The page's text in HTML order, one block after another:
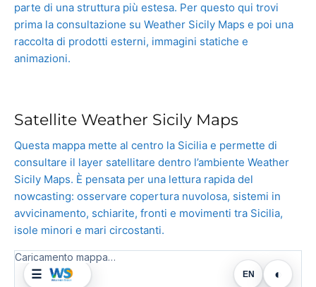
parte di una struttura più estesa. Per questo qui trovi
prima la consultazione su Weather Sicily Maps e poi una
raccolta di prodotti esterni, immagini statiche e
animazioni.
Satellite Weather Sicily Maps
Questa mappa mette al centro la Sicilia e permette di
consultare il layer satellitare dentro l’ambiente Weather
Sicily Maps. È pensata per una lettura rapida del
nowcasting: osservare copertura nuvolosa, sistemi in
avvicinamento, schiarite, fronti e movimenti tra Sicilia,
isole minori e mari circostanti.